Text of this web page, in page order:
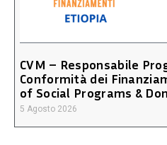
CVM – Responsabile
Conformità dei
of Social Programs &
5 Agosto 2026